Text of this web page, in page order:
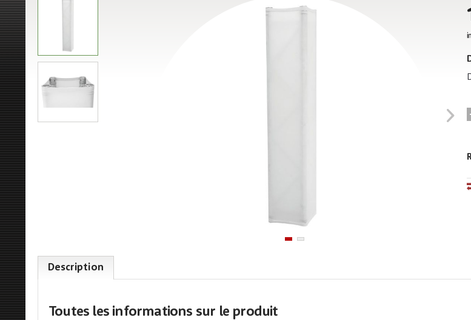
Description
Toutes les informations sur le produit